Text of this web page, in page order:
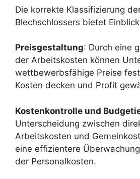
Die korrekte Klassifizierung
Blechschlossers bietet
Preisgestaltung: Durch eine
der Arbeitskosten können
wettbewerbsfähige Preise
Kosten decken und Profit
Kostenkontrolle und
Unterscheidung zwischen
Arbeitskosten und
eine effizientere
der Personalkosten.